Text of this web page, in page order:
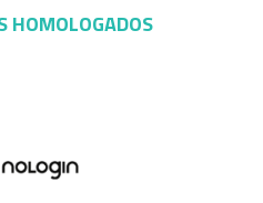
HOMOLOGADOS